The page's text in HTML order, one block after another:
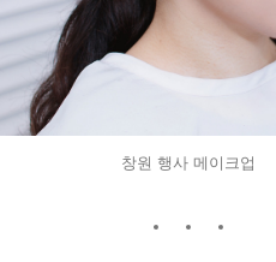
창원 행사 메이크업